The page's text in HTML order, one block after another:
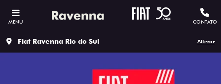
MENU CONTATO
Fiat Ravenna Rio do Sul Alterar